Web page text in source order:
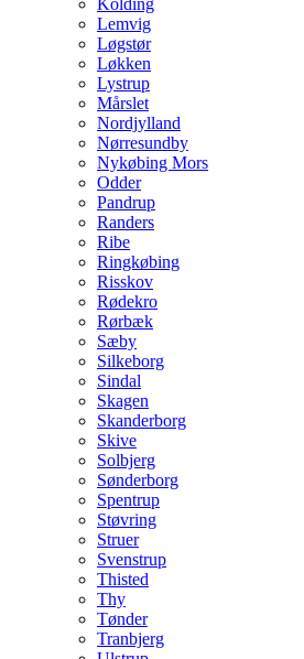
Lemvig
Løgstør
Løkken
Lystrup
Mårslet
Nordjylland
Nørresundby
Nykøbing Mors
Odder
Pandrup
Randers
Ribe
Ringkøbing
Risskov
Rødekro
Rørbæk
Sæby
Silkeborg
Sindal
Skagen
Skanderborg
Skive
Solbjerg
Sønderborg
Spentrup
Støvring
Struer
Svenstrup
Thisted
Thy
Tønder
Tranbjerg